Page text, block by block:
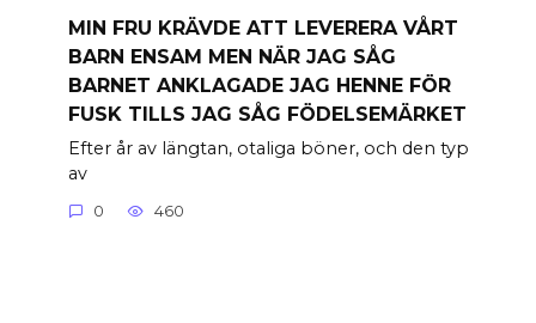
MIN FRU KRÄVDE ATT LEVERERA VÅRT
BARN ENSAM MEN NÄR JAG SÅG
BARNET ANKLAGADE JAG HENNE FÖR
FUSK TILLS JAG SÅG FÖDELSEMÄRKET
Efter år av längtan, otaliga böner, och den typ
av
0 460